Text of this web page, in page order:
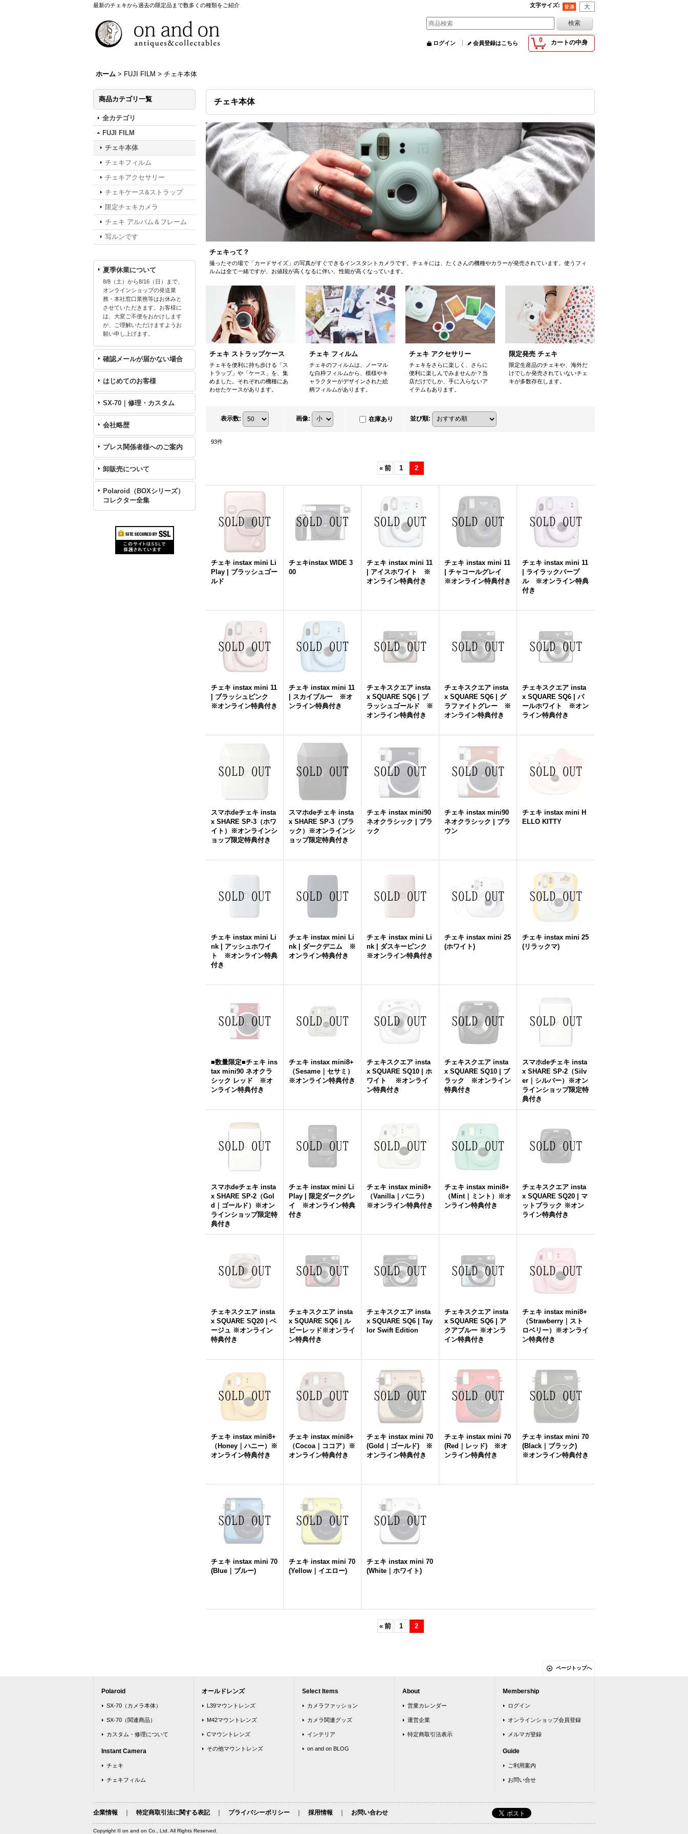
最新のチェキから過去の限定品まで数多くの種類をご紹介 文字サイズ:
0 カートの中身
ログイン 会員登録はこちら
ホーム > FUJI FILM > チェキ本体
商品カテゴリ一覧
全カテゴリ
FUJI FILM
チェキ本体
チェキフィルム
チェキアクセサリー
チェキケース&ストラップ
限定チェキカメラ
チェキ アルバム＆フレーム
写ルンです
夏季休業について
8/8（土）から8/16（日）まで、
オンラインショップの発送業
務・本社窓口業務等はお休みと
させていただきます。お客様に
は、大変ご不便をおかけします
が、ご理解いただけますようお
願い申し上げます。
確認メールが届かない場合
はじめてのお客様
SX-70｜修理・カスタム
会社略歴
プレス関係者様へのご案内
卸販売について
Polaroid（BOXシリーズ）
コレクター全集
チェキ本体
チェキって？
撮ったその場で「カードサイズ」の写真がすぐできるインスタントカメラです。チェキには、たくさんの機種やカラーが発売されています。使うフィ
ルムは全て一緒ですが、お値段が高くなるに伴い、性能が高くなっています。
チェキ ストラップケース
チェキを便利に持ち歩ける「ス
トラップ」や「ケース」を、集
めました。それぞれの機種にあ
わせたケースがあります。
チェキ フィルム
チェキのフィルムは、ノーマル
な白枠フィルムから、模様やキ
ャラクターがデザインされた絵
柄フィルムがあります。
チェキ アクセサリー
チェキをさらに楽しく、さらに
便利に楽しんでみませんか？当
店だけでしか、手に入らないア
イテムもあります。
限定発売 チェキ
限定生産品のチェキや、海外だ
けでしか発売されていないチェ
キが多数存在します。
表示数: 画像: 在庫あり 並び順:
93件
« 前 1 2
チェキ instax mini Li
Play | ブラッシュゴー
ルド
チェキinstax WIDE 3
00
チェキ instax mini 11
| アイスホワイト ※
オンライン特典付き
チェキ instax mini 11
| チャコールグレイ
※オンライン特典付き
チェキ instax mini 11
| ライラックパープ
ル ※オンライン特典
付き
チェキ instax mini 11
| ブラッシュピンク
※オンライン特典付き
チェキ instax mini 11
| スカイブルー ※オ
ンライン特典付き
チェキスクエア insta
x SQUARE SQ6 | ブ
ラッシュゴールド ※
オンライン特典付き
チェキスクエア insta
x SQUARE SQ6 | グ
ラファイトグレー ※
オンライン特典付き
チェキスクエア insta
x SQUARE SQ6 | パ
ールホワイト ※オン
ライン特典付き
スマホdeチェキ insta
x SHARE SP-3（ホワ
イト）※オンラインシ
ョップ限定特典付き
スマホdeチェキ insta
x SHARE SP-3（ブラ
ック）※オンラインシ
ョップ限定特典付き
チェキ instax mini90
ネオクラシック | ブラ
ック
チェキ instax mini90
ネオクラシック | ブラ
ウン
チェキ instax mini H
ELLO KITTY
チェキ instax mini Li
nk | アッシュホワイ
ト ※オンライン特典
付き
チェキ instax mini Li
nk | ダークデニム ※
オンライン特典付き
チェキ instax mini Li
nk | ダスキーピンク
※オンライン特典付き
チェキ instax mini 25
(ホワイト)
チェキ instax mini 25
(リラックマ)
■数量限定■チェキ ins
tax mini90 ネオクラ
シック レッド ※オ
ンライン特典付き
チェキ instax mini8+
（Sesame｜セサミ）
※オンライン特典付き
チェキスクエア insta
x SQUARE SQ10 | ホ
ワイト ※オンライ
ン特典付き
チェキスクエア insta
x SQUARE SQ10 | ブ
ラック ※オンライン
特典付き
スマホdeチェキ insta
x SHARE SP-2（Silv
er｜シルバー）※オン
ラインショップ限定特
典付き
スマホdeチェキ insta
x SHARE SP-2（Gol
d｜ゴールド）※オン
ラインショップ限定特
典付き
チェキ instax mini Li
Play | 限定ダークグレ
イ ※オンライン特典
付き
チェキ instax mini8+
（Vanilla｜バニラ）
※オンライン特典付き
チェキ instax mini8+
（Mint｜ミント）※オ
ンライン特典付き
チェキスクエア insta
x SQUARE SQ20 | マ
ットブラック ※オン
ライン特典付き
チェキスクエア insta
x SQUARE SQ20 | ベ
ージュ ※オンライン
特典付き
チェキスクエア insta
x SQUARE SQ6 | ル
ビーレッド※オンライ
ン特典付き
チェキスクエア insta
x SQUARE SQ6 | Tay
lor Swift Edition
チェキスクエア insta
x SQUARE SQ6 | ア
クアブルー ※オンラ
イン特典付き
チェキ instax mini8+
（Strawberry｜スト
ロベリー）※オンライ
ン特典付き
チェキ instax mini8+
（Honey｜ハニー）※
オンライン特典付き
チェキ instax mini8+
（Cocoa｜ココア）※
オンライン特典付き
チェキ instax mini 70
(Gold｜ゴールド) ※
オンライン特典付き
チェキ instax mini 70
(Red｜レッド) ※オ
ンライン特典付き
チェキ instax mini 70
(Black｜ブラック)
※オンライン特典付き
チェキ instax mini 70
(Blue｜ブルー)
チェキ instax mini 70
(Yellow｜イエロー)
チェキ instax mini 70
(White｜ホワイト)
« 前 1 2
ページトップへ
Polaroid
SX-70（カメラ本体）
SX-70（関連商品）
カスタム・修理について
Instant Camera
チェキ
チェキフィルム
オールドレンズ
L39マウントレンズ
M42マウントレンズ
Cマウントレンズ
その他マウントレンズ
Select Items
カメラファッション
カメラ関連グッズ
インテリア
on and on BLOG
About
営業カレンダー
運営企業
特定商取引法表示
Membership
ログイン
オンラインショップ会員登録
メルマガ登録
Guide
ご利用案内
お問い合せ
企業情報 ｜ 特定商取引法に関する表記｜ プライバシーポリシー ｜ 採用情報 ｜ お問い合わせ
Copyright © on and on Co., Ltd. All Rights Reserved.